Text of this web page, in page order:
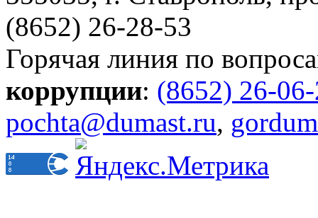
(8652) 26-28-53
Горячая линия по
коррупции: (8652) 26-
pochta@dumast.ru,